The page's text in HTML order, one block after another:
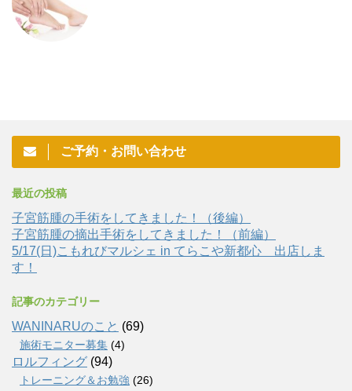
ご予約・お問い合わせ
最近の投稿
子宮筋腫の手術をしてきました！（後編）
子宮筋腫の摘出手術をしてきました！（前編）
5/17(日)こもれびマルシェ in てらこや新都心 出店しま
す！
記事のカテゴリー
WANINARUのこと (69)
施術モニター募集 (4)
ロルフィング (94)
トレーニング＆お勉強 (26)